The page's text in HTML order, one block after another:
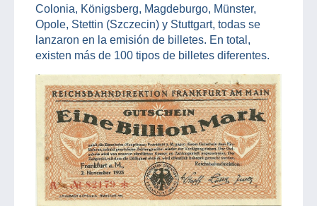
Colonia, Königsberg, Magdeburgo, Münster,
Opole, Stettin (Szczecin) y Stuttgart, todas se
lanzaron en la emisión de billetes. En total,
existen más de 100 tipos de billetes diferentes.